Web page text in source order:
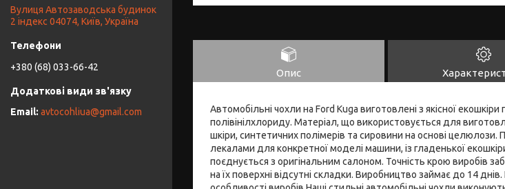
Опис
Автомобільні чохли на Ford Kuga виготовлені з якісної
полівінілхлориду. Матеріал, що використовується для
шкіри, синтетичних полімерів та сировини на основі
лекалами для конкретної моделі машини, із гладенької
поєднується з оригінальним салоном. Точність крою виробів
на їх поверхні відсутні складки. Виробництво займає до 14
Вулиця Автозаводська будинок
2 індекс 04074, Київ, Україна
+380 (68) 033-66-42
avtocohliua@gmail.com